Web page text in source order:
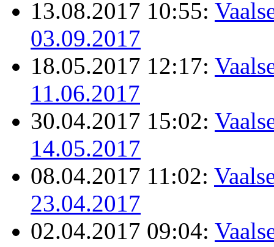
13.08.2017 10:55:
03.09.2017
18.05.2017 12:17:
11.06.2017
30.04.2017 15:02:
14.05.2017
08.04.2017 11:02:
23.04.2017
02.04.2017 09:04: